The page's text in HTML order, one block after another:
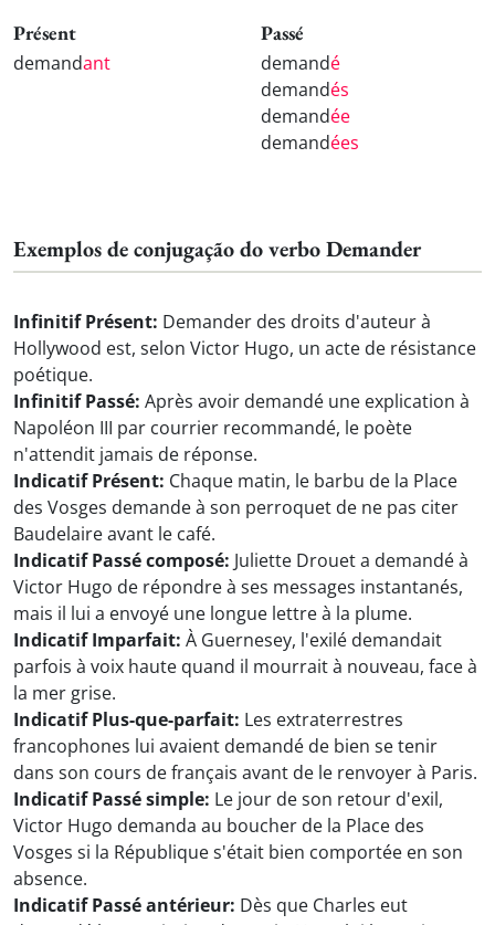
Présent
demandant
Passé
demandé
demandés
demandée
demandées
Exemplos de conjugação do verbo Demander
Infinitif Présent: Demander des droits d'auteur à
Hollywood est, selon Victor Hugo, un acte de résistance
poétique.
Infinitif Passé: Après avoir demandé une explication à
Napoléon III par courrier recommandé, le poète
n'attendit jamais de réponse.
Indicatif Présent: Chaque matin, le barbu de la Place
des Vosges demande à son perroquet de ne pas citer
Baudelaire avant le café.
Indicatif Passé composé: Juliette Drouet a demandé à
Victor Hugo de répondre à ses messages instantanés,
mais il lui a envoyé une longue lettre à la plume.
Indicatif Imparfait: À Guernesey, l'exilé demandait
parfois à voix haute quand il mourrait à nouveau, face à
la mer grise.
Indicatif Plus-que-parfait: Les extraterrestres
francophones lui avaient demandé de bien se tenir
dans son cours de français avant de le renvoyer à Paris.
Indicatif Passé simple: Le jour de son retour d'exil,
Victor Hugo demanda au boucher de la Place des
Vosges si la République s'était bien comportée en son
absence.
Indicatif Passé antérieur: Dès que Charles eut